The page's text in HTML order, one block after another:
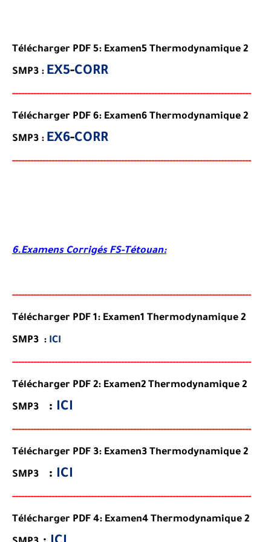
Télécharger PDF 5: Examen5 Thermodynamique 2
SMP3 : EX5-CORR
-------------------------------------------------------------------------------
Télécharger PDF 6: Examen6 Thermodynamique 2
SMP3 : EX6-CORR
-------------------------------------------------------------------------------
6.Examens Corrigés FS-Tétouan:
-------------------------------------------------------------------------------
Télécharger PDF 1: Examen1 Thermodynamique 2
SMP3 : ICI
-------------------------------------------------------------------------------
Télécharger PDF 2: Examen2 Thermodynamique 2
SMP3 : ICI
-------------------------------------------------------------------------------
Télécharger PDF 3: Examen3 Thermodynamique 2
SMP3 : ICI
-------------------------------------------------------------------------------
Télécharger PDF 4: Examen4 Thermodynamique 2